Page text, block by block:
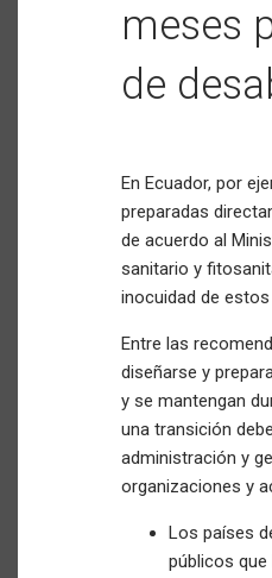
meses
de
En Ecuador, por
preparadas
de acuerdo al
sanitario y
inocuidad de
Entre las
diseñarse y
y se mantengan
una transición
administración y
organizaciones y
Los países
públicos